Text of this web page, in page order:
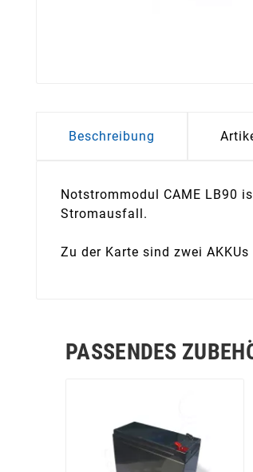
Beschreibung
Notstrommodul CAME LB90
Stromausfall.
Zu der Karte sind zwei
PASSENDES